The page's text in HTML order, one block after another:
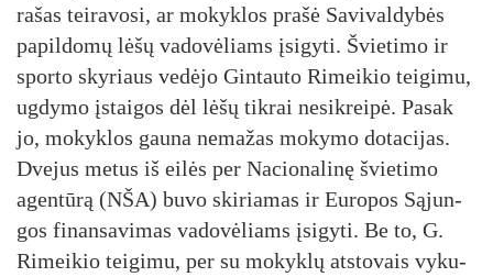
ra­šas tei­ra­vo­si, ar mo­kyk­los pra­šė Sa­vi­val­dy­bės
pa­pil­do­mų lė­šų va­do­vė­liams įsi­gy­ti. Švie­ti­mo ir
spor­to sky­riaus ve­dė­jo Gin­tau­to Ri­mei­kio tei­gi­mu,
ug­dy­mo įstai­gos dėl lė­šų tik­rai ne­si­krei­pė. Pa­sak
jo, mo­kyk­los gau­na ne­ma­žas mo­ky­mo do­ta­ci­jas.
Dve­jus me­tus iš ei­lės per Na­cio­na­li­nę švie­ti­mo
agen­tū­rą (NŠA) bu­vo ski­ria­mas ir Eu­ro­pos Są­jun­
gos fi­nan­sa­vi­mas va­do­vė­liams įsi­gy­ti. Be to, G.
Ri­mei­kio tei­gi­mu, per su mo­kyk­lų at­sto­vais vy­ku­